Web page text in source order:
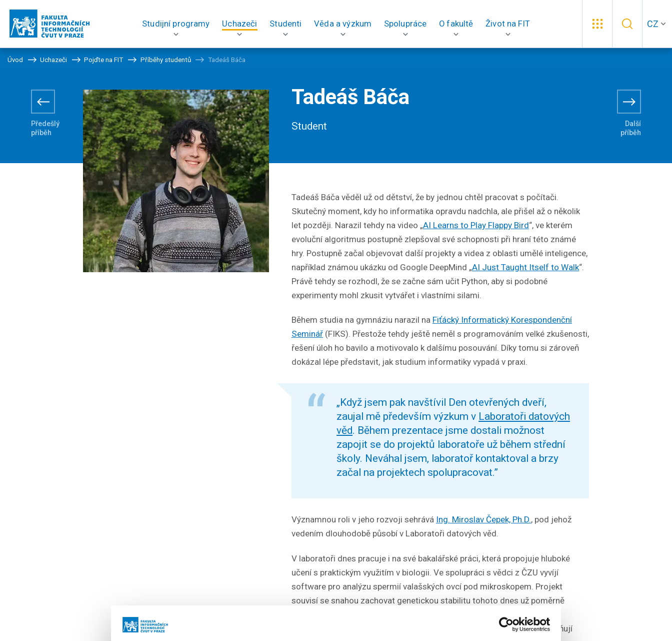
Studijní programy Uchazeči Studenti Věda a výzkum Spolupráce O fakultě Život na FIT CZ
Úvod Uchazeči Pojďte na FIT Příběhy studentů Tadeáš Báča
Předešlý
příběh
Tadeáš Báča
Student
Další
příběh
Tadeáš Báča věděl už od dětství, že by jednou chtěl pracovat s počítači.
Skutečný moment, kdy ho informatika opravdu nadchla, ale přišel až o několik
let později. Narazil tehdy na video „AI Learns to Play Flappy Bird“, ve kterém
evoluční algoritmus postupně zlepšoval své schopnosti při hraní této známé
hry. Postupně začal objevovat další projekty a videa z oblasti umělé inteligence,
například známou ukázku od Google DeepMind „AI Just Taught Itself to Walk“.
Právě tehdy se rozhodl, že se začne sám učit Python, aby si podobné
experimenty mohl zkusit vytvářet i vlastními silami.
Během studia na gymnáziu narazil na Fiťácký Informatický Korespondenční
Seminář(FIKS). Přestože tehdy ještě neměl s programováním velké zkušenosti,
řešení úloh ho bavilo a motivovalo k dalšímu posouvání. Díky tomu si zároveň
dokázal lépe představit, jak studium informatiky vypadá v praxi.
„Když jsem pak navštívil Den otevřených dveří,
zaujal mě především výzkum v Laboratoři datových
věd. Během prezentace jsme dostali možnost
zapojit se do projektů laboratoře už během střední
školy. Neváhal jsem, laboratoř kontaktoval a brzy
začal na projektech spolupracovat.”
Významnou roli v jeho rozvoji sehrává Ing. Miroslav Čepek, Ph.D., pod jehož
vedením dlouhodobě působí v Laboratoři datových věd.
V laboratoři dnes pracuje i na své bakalářské práci, která propojuje hluboké
učení s praktickým využitím v biologii. Ve spolupráci s vědci z ČZU vyvíjí
software pro analýzu spermií valašských ovcí pod mikroskopem. Projekt
souvisí se snahou zachovat genetickou stabilitu tohoto dnes už poměrně
vzácného plemene. Jeho software má pomoci přesně analyzovat kvalitu
spermatických dávek ještě před zmražením a odhalit faktory, které ovlivňují